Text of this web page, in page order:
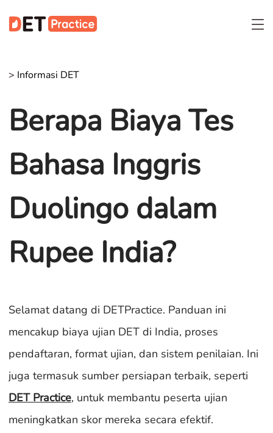
> Informasi DET
Berapa Biaya Tes
Bahasa Inggris
Duolingo dalam
Rupee India?
Selamat datang di DETPractice. Panduan ini
mencakup biaya ujian DET di India, proses
pendaftaran, format ujian, dan sistem penilaian. Ini
juga termasuk sumber persiapan terbaik, seperti
DET Practice, untuk membantu peserta ujian
meningkatkan skor mereka secara efektif.